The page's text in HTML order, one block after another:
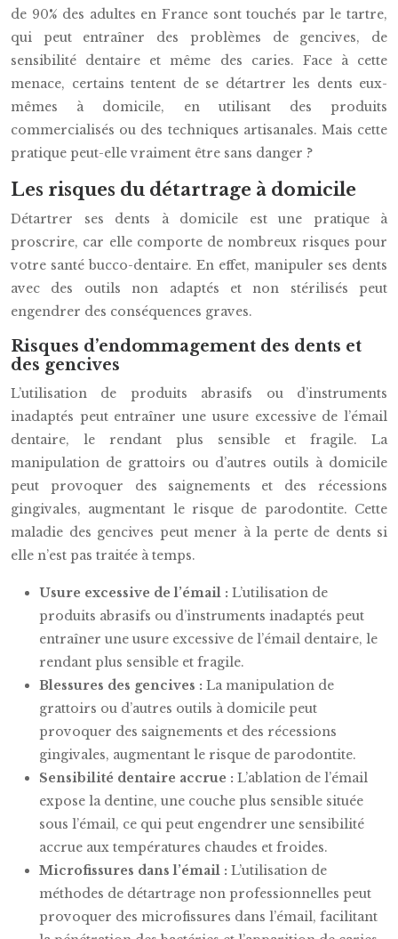
de 90% des adultes en France sont touchés par le tartre,
qui peut entraîner des problèmes de gencives, de
sensibilité dentaire et même des caries. Face à cette
menace, certains tentent de se détartrer les dents eux-
mêmes à domicile, en utilisant des produits
commercialisés ou des techniques artisanales. Mais cette
pratique peut-elle vraiment être sans danger ?
Les risques du détartrage à domicile
Détartrer ses dents à domicile est une pratique à
proscrire, car elle comporte de nombreux risques pour
votre santé bucco-dentaire. En effet, manipuler ses dents
avec des outils non adaptés et non stérilisés peut
engendrer des conséquences graves.
Risques d’endommagement des dents et
des gencives
L’utilisation de produits abrasifs ou d’instruments
inadaptés peut entraîner une usure excessive de l’émail
dentaire, le rendant plus sensible et fragile. La
manipulation de grattoirs ou d’autres outils à domicile
peut provoquer des saignements et des récessions
gingivales, augmentant le risque de parodontite. Cette
maladie des gencives peut mener à la perte de dents si
elle n’est pas traitée à temps.
Usure excessive de l’émail : L’utilisation de
produits abrasifs ou d’instruments inadaptés peut
entraîner une usure excessive de l’émail dentaire, le
rendant plus sensible et fragile.
Blessures des gencives : La manipulation de
grattoirs ou d’autres outils à domicile peut
provoquer des saignements et des récessions
gingivales, augmentant le risque de parodontite.
Sensibilité dentaire accrue : L’ablation de l’émail
expose la dentine, une couche plus sensible située
sous l’émail, ce qui peut engendrer une sensibilité
accrue aux températures chaudes et froides.
Microfissures dans l’émail : L’utilisation de
méthodes de détartrage non professionnelles peut
provoquer des microfissures dans l’émail, facilitant